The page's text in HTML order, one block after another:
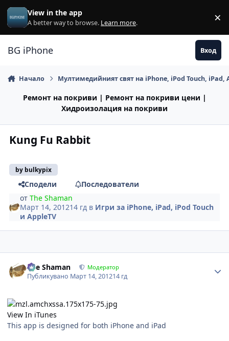
Премини към съдържанието
View in the app
A better way to browse. Learn more. ×
BG iPhone Вход
Начало Мултимедийният свят на iPhone, iPod Touch, iPad,
Ремонт на покриви | Ремонт на покриви цени |
Хидроизолация на покриви
Kung Fu Rabbit
by bulkypix
Сподели
Последователи
отThe Shaman
Март 14, 201214 гд в Игри за iPhone, iPad, iPod Touch
и AppleTV
The Shaman Модератор
Публикувано Март 14, 201214 гд
View In iTunes
This app is designed for both iPhone and iPad